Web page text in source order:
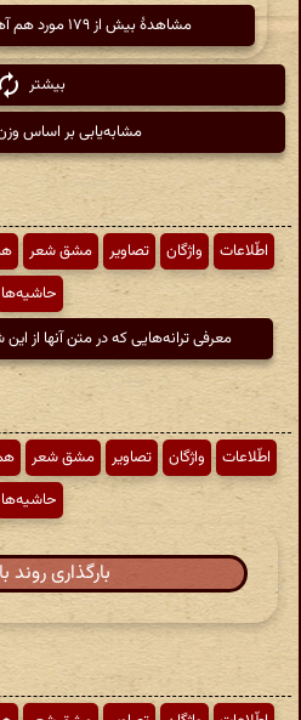
مشاهدهٔ بیش از ۱۷۹ مورد هم آهنگ دیگر از عطار
بیشتر
مشابه‌یابی بر اساس
اطّلاعات واژگان تصاویر مشق شعر
حاشیه‌ها
معرفی ترانه‌هایی که در متن آنها از
اطّلاعات واژگان تصاویر مشق شعر
حاشیه‌ها
بارگذاری روند